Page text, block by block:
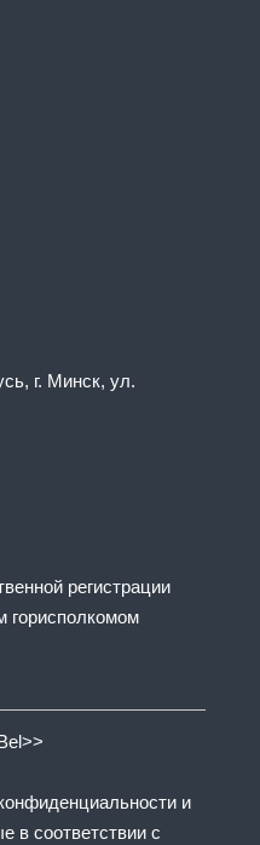
г. Минск, ул.
регистрации
горисполкомом
и
в соответствии с